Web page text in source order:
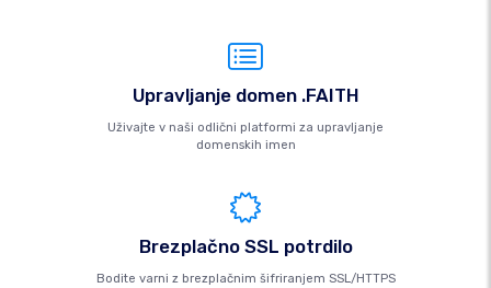
Upravljanje domen .FAITH
Uživajte v naši odlični platformi za upravljanje
domenskih imen
Brezplačno SSL potrdilo
Bodite varni z brezplačnim šifriranjem SSL/HTTPS